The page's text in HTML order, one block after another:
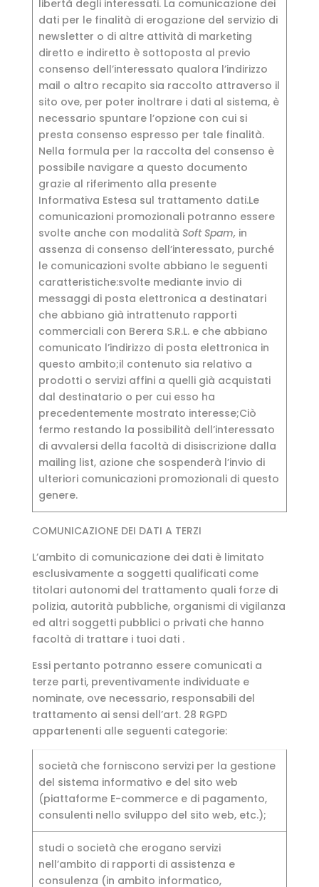
libertà degli interessati. La comunicazione dei
dati per le finalità di erogazione del servizio di
newsletter o di altre attività di marketing
diretto e indiretto è sottoposta al previo
consenso dell’interessato qualora l’indirizzo
mail o altro recapito sia raccolto attraverso il
sito ove, per poter inoltrare i dati al sistema, è
necessario spuntare l’opzione con cui si
presta consenso espresso per tale finalità.
Nella formula per la raccolta del consenso è
possibile navigare a questo documento
grazie al riferimento alla presente
Informativa Estesa sul trattamento dati.Le
comunicazioni promozionali potranno essere
svolte anche con modalità Soft Spam, in
assenza di consenso dell’interessato, purché
le comunicazioni svolte abbiano le seguenti
caratteristiche:svolte mediante invio di
messaggi di posta elettronica a destinatari
che abbiano già intrattenuto rapporti
commerciali con Berera S.R.L. e che abbiano
comunicato l’indirizzo di posta elettronica in
questo ambito;il contenuto sia relativo a
prodotti o servizi affini a quelli già acquistati
dal destinatario o per cui esso ha
precedentemente mostrato interesse;Ciò
fermo restando la possibilità dell’interessato
di avvalersi della facoltà di disiscrizione dalla
mailing list, azione che sospenderà l’invio di
ulteriori comunicazioni promozionali di questo
genere.
COMUNICAZIONE DEI DATI A TERZI
L’ambito di comunicazione dei dati è limitato
esclusivamente a soggetti qualificati come
titolari autonomi del trattamento quali forze di
polizia, autorità pubbliche, organismi di vigilanza
ed altri soggetti pubblici o privati che hanno
facoltà di trattare i tuoi dati .
Essi pertanto potranno essere comunicati a
terze parti, preventivamente individuate e
nominate, ove necessario, responsabili del
trattamento ai sensi dell’art. 28 RGPD
appartenenti alle seguenti categorie:
società che forniscono servizi per la gestione
del sistema informativo e del sito web
(piattaforme E-commerce e di pagamento,
consulenti nello sviluppo del sito web, etc.);
studi o società che erogano servizi
nell’ambito di rapporti di assistenza e
consulenza (in ambito informatico,